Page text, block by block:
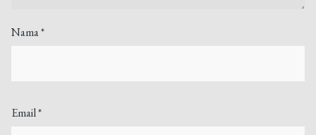
Nama*
Email*